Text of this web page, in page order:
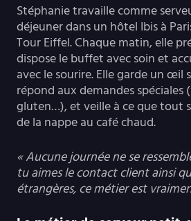
Stéphanie travaille comme
déjeuner dans un hôtel Ibis à
Tour Eiffel. Chaque matin, elle
dispose le buffet avec soin et
avec le sourire. Elle garde un œil
répond aux demandes spéciales
gluten…), et veille à ce que tout
de la nappe au café chaud.
« Aucune journée ne se
tu aimes le contact client ainsi
étrangères, ce métier est